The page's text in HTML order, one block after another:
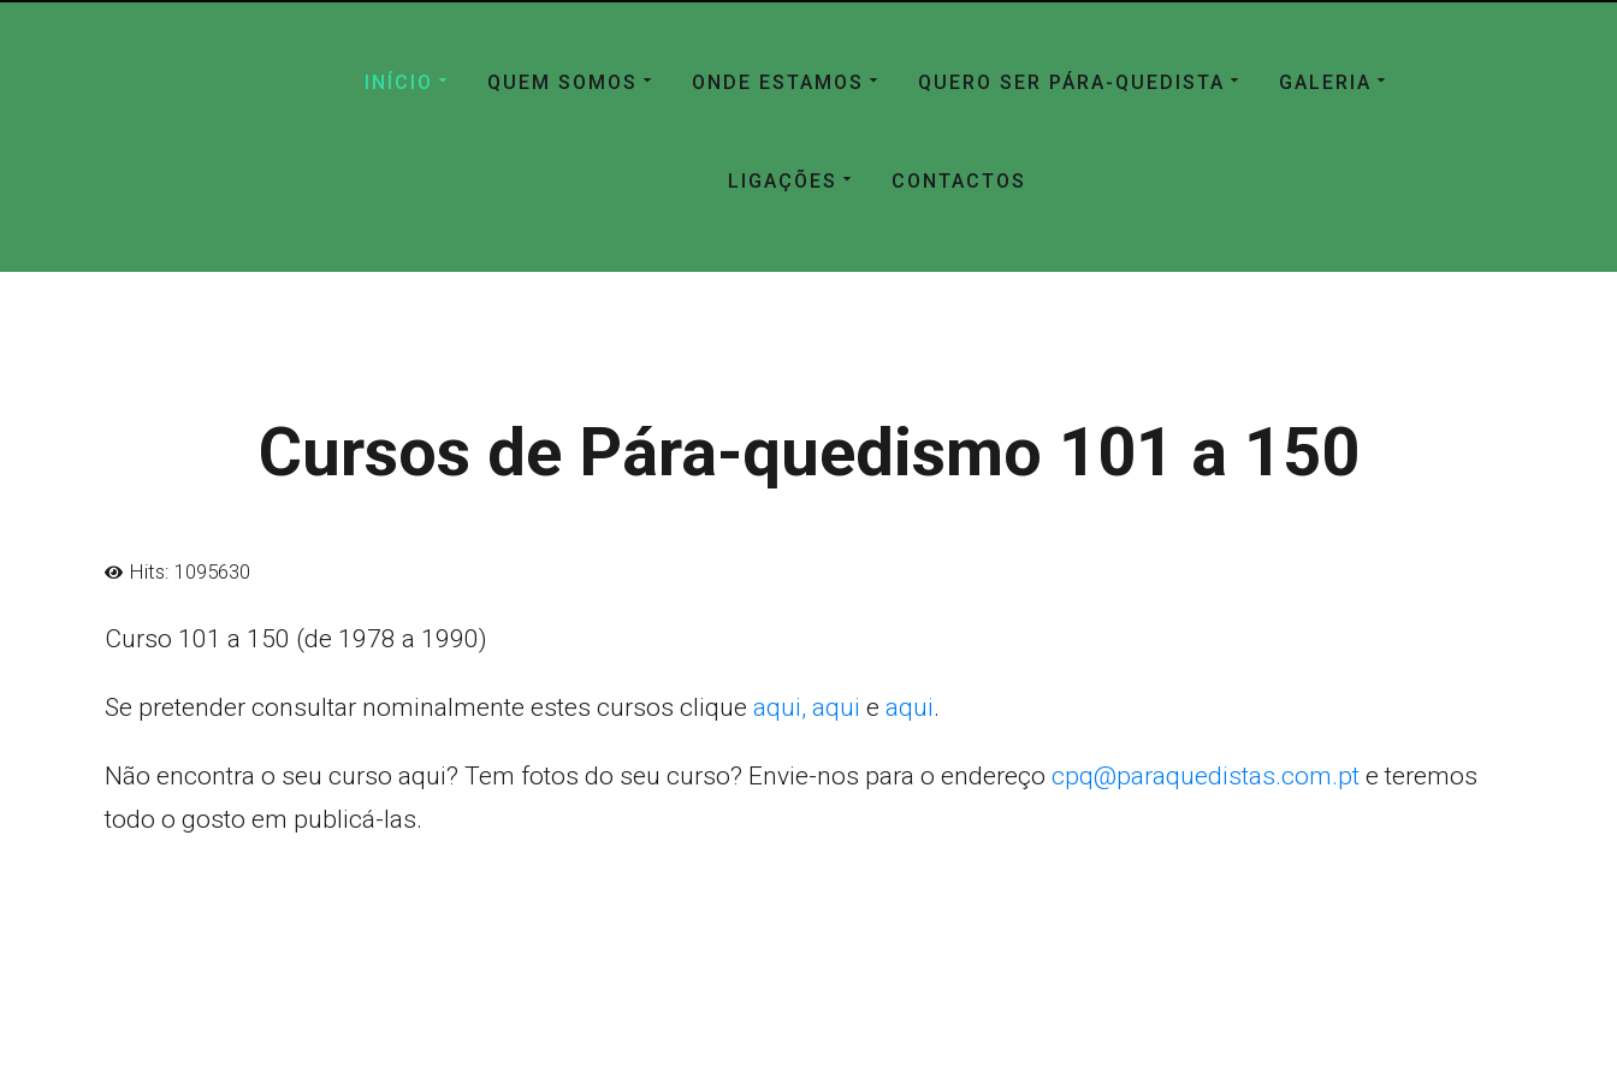
INÍCIO QUEM SOMOS ONDE ESTAMOS QUERO SER PÁRA-QUEDISTA GALERIA
LIGAÇÕES CONTACTOS
Cursos de Pára-quedismo 101 a 150
Hits: 1095630
Curso 101 a 150 (de 1978 a 1990)
Se pretender consultar nominalmente estes cursos clique aqui, aqui e aqui.
Não encontra o seu curso aqui? Tem fotos do seu curso? Envie-nos para o endereço cpq@paraquedistas.com.pt e teremos
todo o gosto em publicá-las.